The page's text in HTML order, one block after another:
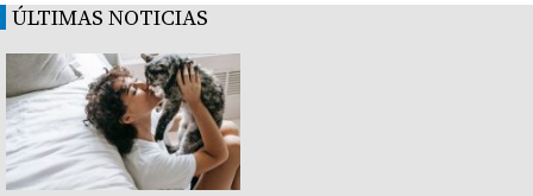
ÚLTIMAS NOTICIAS